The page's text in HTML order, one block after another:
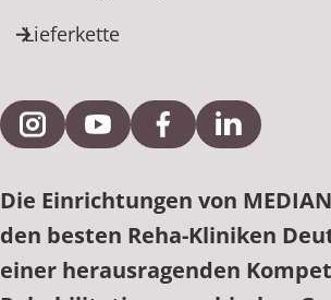
Lieferkette
Externe Verlinkung zu Instagram
Externe Verlinkung zu
ExterneExterne
Die Einrichtungen von
den besten Reha-Kliniken
einer herausragenden